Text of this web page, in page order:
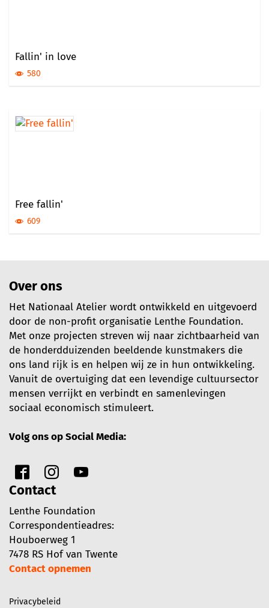
Fallin' in love
580
Free fallin'
609
Over ons
Het Nationaal Atelier wordt ontwikkeld en uitgevoerd
door de non-profit organisatie Lenthe Foundation.
Met onze projecten streven wij naar zichtbaarheid van
de honderdduizenden beeldende kunstmakers die
ons land rijk is en helpen wij ze in hun ontwikkeling.
Vanuit de overtuiging dat een levendige cultuursector
mensen verrijkt en verbindt en samenlevingen
sociaal economisch stimuleert.
Volg ons op Social Media:
Contact
Lenthe Foundation
Correspondentieadres:
Houboerweg 1
7478 RS Hof van Twente
Contact opnemen
Privacybeleid